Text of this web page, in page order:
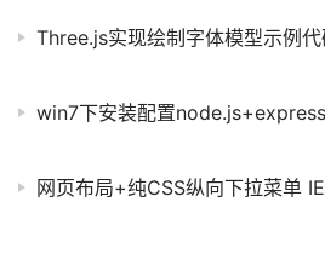
Three.js实现绘制字体模型示例代
win7下安装配置
网页布局+纯CSS纵向下拉菜单